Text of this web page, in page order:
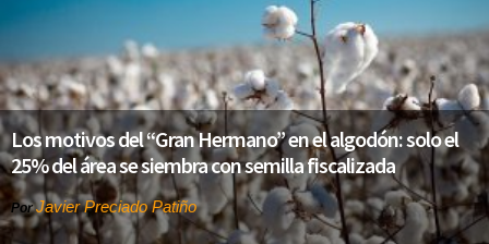
Los motivos del “Gran Hermano” en el algodón: solo el
25% del área se siembra con semilla fiscalizada
PorJavier Preciado Patiño